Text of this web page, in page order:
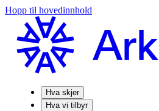
Hopp til hovedinnhold
Hva skjer
Hva vi tilbyr